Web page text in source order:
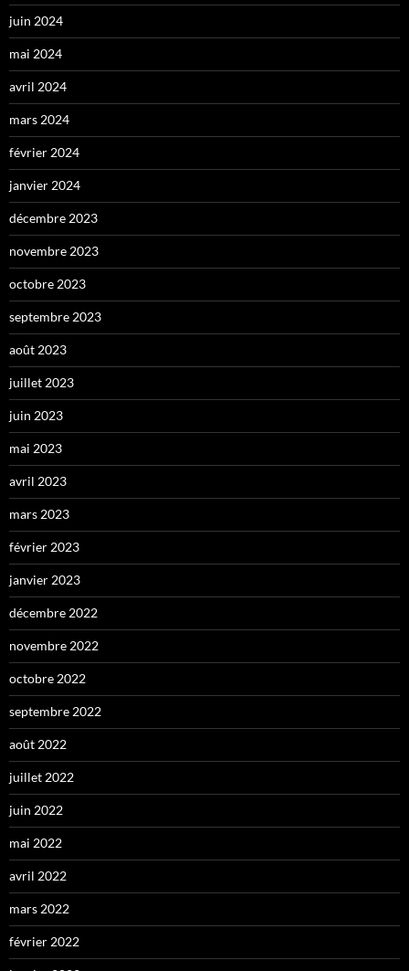
juin 2024
mai 2024
avril 2024
mars 2024
février 2024
janvier 2024
décembre 2023
novembre 2023
octobre 2023
septembre 2023
août 2023
juillet 2023
juin 2023
mai 2023
avril 2023
mars 2023
février 2023
janvier 2023
décembre 2022
novembre 2022
octobre 2022
septembre 2022
août 2022
juillet 2022
juin 2022
mai 2022
avril 2022
mars 2022
février 2022